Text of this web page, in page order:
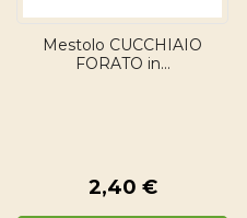
Mestolo CUCCHIAIO
FORATO in...
2,40 €